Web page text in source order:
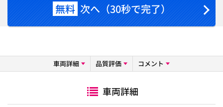
無料 次へ（30秒で完了）
車両詳細 品質評価 コメント
車両詳細